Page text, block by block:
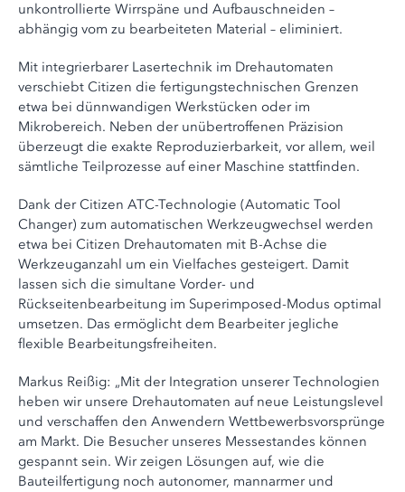
unkontrollierte Wirrspäne und Aufbauschneiden –
abhängig vom zu bearbeiteten Material – eliminiert.
Mit integrierbarer Lasertechnik im Drehautomaten
verschiebt Citizen die fertigungstechnischen Grenzen
etwa bei dünnwandigen Werkstücken oder im
Mikrobereich. Neben der unübertroffenen Präzision
überzeugt die exakte Reproduzierbarkeit, vor allem, weil
sämtliche Teilprozesse auf einer Maschine stattfinden.
Dank der Citizen ATC-Technologie (Automatic Tool
Changer) zum automatischen Werkzeugwechsel werden
etwa bei Citizen Drehautomaten mit B-Achse die
Werkzeuganzahl um ein Vielfaches gesteigert. Damit
lassen sich die simultane Vorder- und
Rückseitenbearbeitung im Superimposed-Modus optimal
umsetzen. Das ermöglicht dem Bearbeiter jegliche
flexible Bearbeitungsfreiheiten.
Markus Reißig: „Mit der Integration unserer Technologien
heben wir unsere Drehautomaten auf neue Leistungslevel
und verschaffen den Anwendern Wettbewerbsvorsprünge
am Markt. Die Besucher unseres Messestandes können
gespannt sein. Wir zeigen Lösungen auf, wie die
Bauteilfertigung noch autonomer, mannarmer und